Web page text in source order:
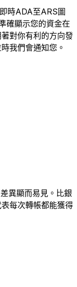
時ADA至ARS圖
確顯示您的資金在
對你有利的方向發
我們會通知您。
異顯而易見。比銀
每次轉帳都能獲得